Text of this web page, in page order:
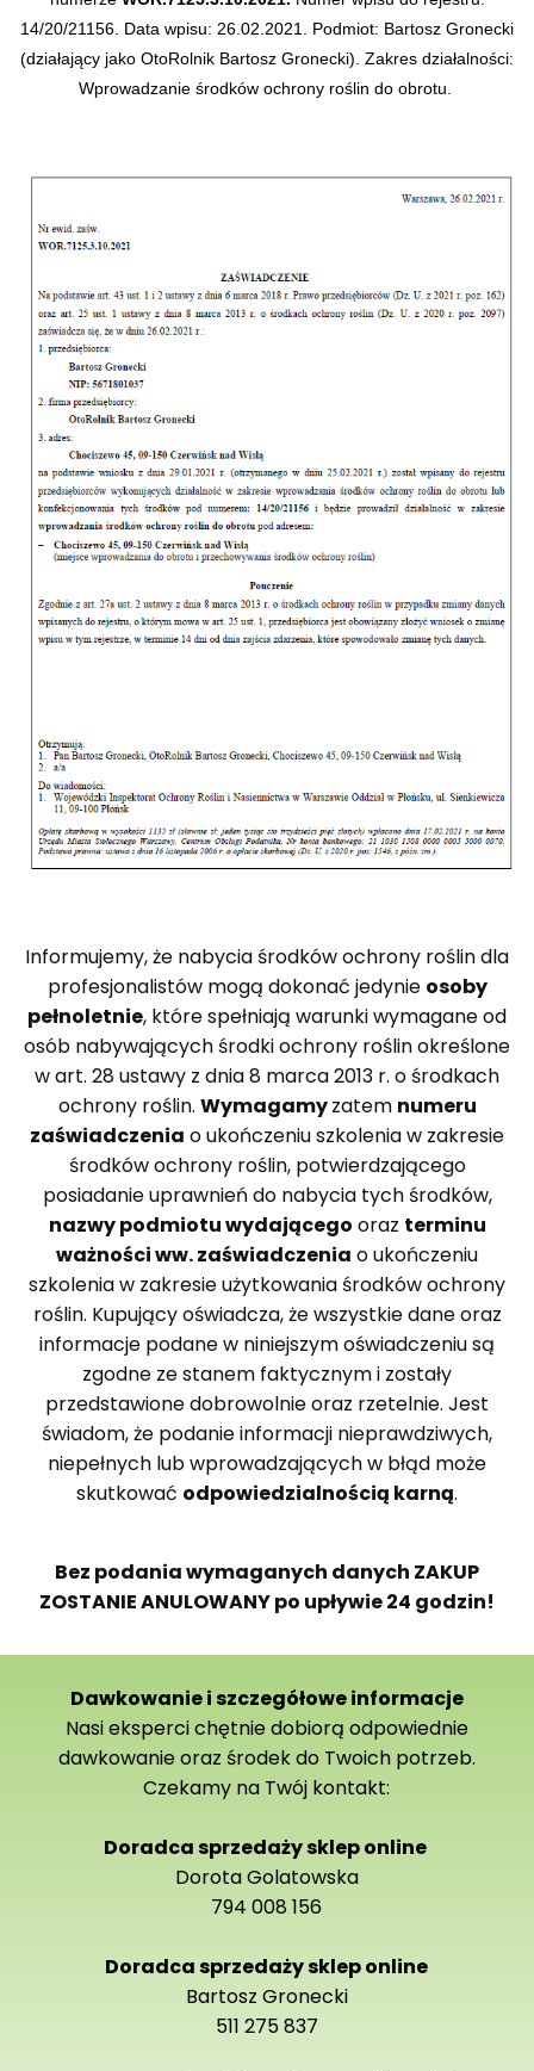
14/20/21156. Data wpisu: 26.02.2021. Podmiot: Bartosz Gronecki
(działający jako OtoRolnik Bartosz Gronecki). Zakres działalności:
Wprowadzanie środków ochrony roślin do obrotu.
Informujemy, że nabycia środków ochrony roślin dla
profesjonalistów mogą dokonać jedynie osoby
pełnoletnie, które spełniają warunki wymagane od
osób nabywających środki ochrony roślin określone
w art. 28 ustawy z dnia 8 marca 2013 r. o środkach
ochrony roślin. Wymagamyzatem numeru
zaświadczenia o ukończeniu szkolenia w zakresie
środków ochrony roślin, potwierdzającego
posiadanie uprawnień do nabycia tych środków,
nazwy podmiotu wydającego oraz terminu
ważności ww. zaświadczenia o ukończeniu
szkolenia w zakresie użytkowania środków ochrony
roślin. Kupujący oświadcza, że wszystkie dane oraz
informacje podane w niniejszym oświadczeniu są
zgodne ze stanem faktycznym i zostały
przedstawione dobrowolnie oraz rzetelnie. Jest
świadom, że podanie informacji nieprawdziwych,
niepełnych lub wprowadzających w błąd może
skutkować odpowiedzialnością karną.
Bez podania wymaganych danych ZAKUP
ZOSTANIE ANULOWANY po upływie 24 godzin!
Dawkowanie i szczegółowe informacje
Nasi eksperci chętnie dobiorą odpowiednie
dawkowanie oraz środek do Twoich potrzeb.
Czekamy na Twój kontakt:
Doradca sprzedaży sklep online
Dorota Golatowska
794 008 156
Doradca sprzedaży sklep online
Bartosz Gronecki
511 275 837